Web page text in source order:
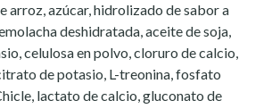
arroz, azúcar, hidrolizado de sabor a
deshidratada, aceite de soja,
celulosa en polvo, cloruro de calcio,
de potasio, L-treonina, fosfato
lactato de calcio, gluconato de